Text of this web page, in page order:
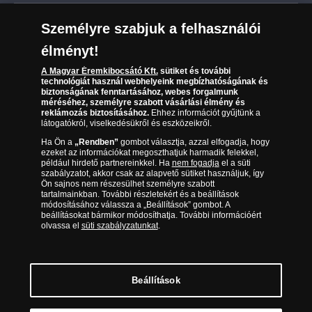
Kézbesítés
Reklamáció
Visszaküldés
Elállási űrlap
Karrier
Sütik (cookies) használata
Süti (cookies)Beállítások
Társaságunkról
Az érmék és érmek ára és értéke
Gyakran ismételt kérdések
Adatkezelés
06 80 888 889
(díjmentesen hívható hétfőtől csütörtökig 9.00 és 17.00
óra között, péntekenként 9.00 és 15.00 óra között)
Magyar Éremkibocsátó Kft. 1134 Budapest, Váci út 33. Cégjegyzékszám: 01-09-
957944, Adószám: 23275395-2-41 A Társaság a Magyar Kereskedelmi
Személyre szabjuk a felhasználói
élményt!
A Magyar Éremkibocsátó Kft.sütiket és további
technológiát használ webhelyeink megbízhatóságának és
biztonságának fenntartásához, webes forgalmunk
méréséhez, személyre szabott vásárlási élmény és
reklámozás biztosításához.Ehhez információt gyűjtünk a
látogatókról, viselkedésükről és eszközeikről.
Ha Ön a „Rendben”gombot választja, azzal elfogadja, hogy
ezeket az információkat megoszthatjuk harmadik felekkel,
például hirdető partnereinkkel. Ha nem fogadjael a süti
szabályzatot, akkor csak az alapvető sütiket használjuk, így
Ön sajnos nem részesülhet személyre szabott
tartalmainkban. További részletekért és a beállítások
módosításához válassza a „Beállítások” gombot. A
beállításokat bármikor módosíthatja. További információért
olvassa el süti szabályzatunkat.
Beállítások